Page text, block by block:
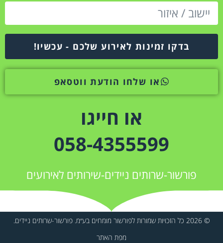
בדקו זמינות לאירוע שלכם - עכשיו!
או שלחו הודעת ווטסאפ
או חייגו
058-4355599
פורשור-שרותים ניידים-שירותים לאירועים
© 2026 כל הזכויות שמורות לפורשור מומחים בע״מ. פורשור-שרותים ניידים.
מפת האתר